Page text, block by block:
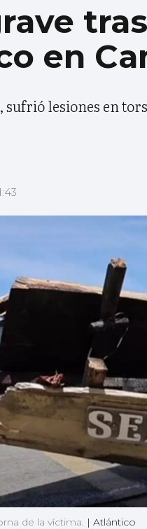
en
sufrió lesiones en
de la víctima. | Atlántico